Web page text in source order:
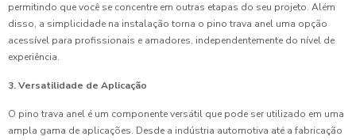
permitindo que você se concentre em outras etapas do seu projeto. Além
disso, a simplicidade na instalação torna o pino trava anel uma opção
acessível para profissionais e amadores, independentemente do nível de
experiência.
3. Versatilidade de Aplicação
O pino trava anel é um componente versátil que pode ser utilizado em uma
ampla gama de aplicações. Desde a indústria automotiva até a fabricação